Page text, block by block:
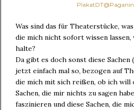
Was sind das für Theaterstücke,
die mich nicht sofort wissen lassen,
halte?
Da gibt es doch sonst diese Sachen
jetzt einfach mal so, bezogen auf
die mich mit sich reißen, ob ich will
Sachen, die mir nichts zu sagen
faszinieren und diese Sachen, die